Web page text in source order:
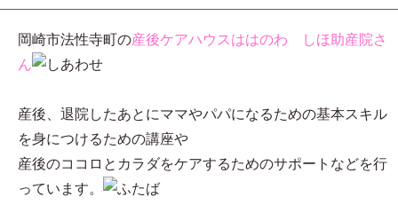
岡崎市法性寺町の産後ケアハウスははのわ しほ助産院さ
ん
産後、退院したあとにママやパパになるための基本スキル
を身につけるための講座や
産後のココロとカラダをケアするためのサポートなどを行
っています。